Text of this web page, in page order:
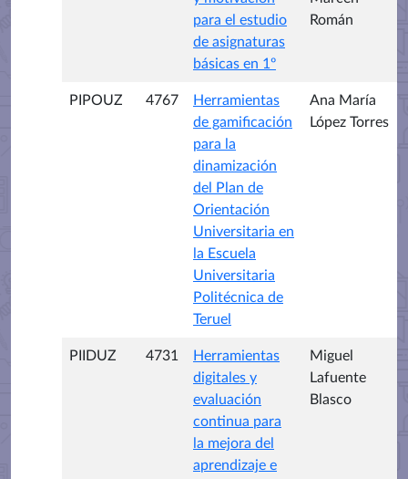
para el estudio
de asignaturas
básicas en 1º
Román
PIPOUZ 4767
Herramientas
de gamificación
para la
dinamización
del Plan de
Orientación
Universitaria en
la Escuela
Universitaria
Politécnica de
Teruel
Ana María
López Torres
PIIDUZ 4731
Herramientas
digitales y
evaluación
continua para
la mejora del
aprendizaje e
Miguel
Lafuente
Blasco